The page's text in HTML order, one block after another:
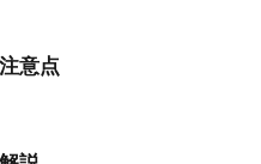
意点